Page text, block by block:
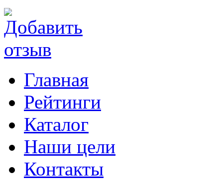
Главная
Рейтинги
Каталог
Наши цели
Контакты